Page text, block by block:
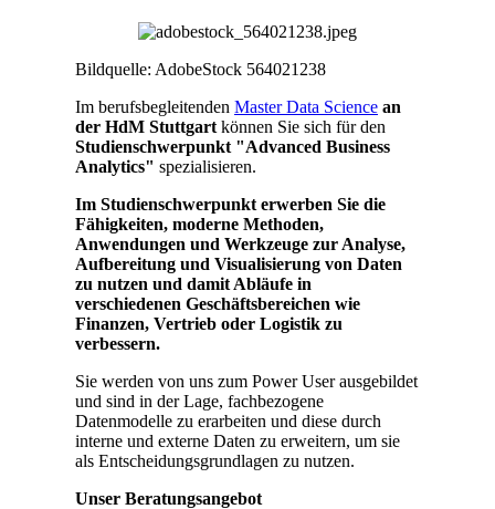
Bildquelle: AdobeStock 564021238
Im berufsbegleitenden Master Data Science an
der HdM Stuttgart können Sie sich für den
Studienschwerpunkt "Advanced Business
Analytics" spezialisieren.
Im Studienschwerpunkt erwerben Sie die
Fähigkeiten, moderne Methoden,
Anwendungen und Werkzeuge zur Analyse,
Aufbereitung und Visualisierung von Daten
zu nutzen und damit Abläufe in
verschiedenen Geschäftsbereichen wie
Finanzen, Vertrieb oder Logistik zu
verbessern.
Sie werden von uns zum Power User ausgebildet
und sind in der Lage, fachbezogene
Datenmodelle zu erarbeiten und diese durch
interne und externe Daten zu erweitern, um sie
als Entscheidungsgrundlagen zu nutzen.
Unser Beratungsangebot